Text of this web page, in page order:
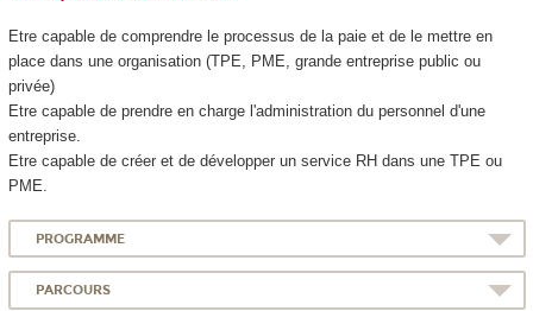
Etre capable de comprendre le processus de la paie et de le mettre en
place dans une organisation (TPE, PME, grande entreprise public ou
privée)
Etre capable de prendre en charge l'administration du personnel d'une
entreprise.
Etre capable de créer et de développer un service RH dans une TPE ou
PME.
PROGRAMME
PARCOURS